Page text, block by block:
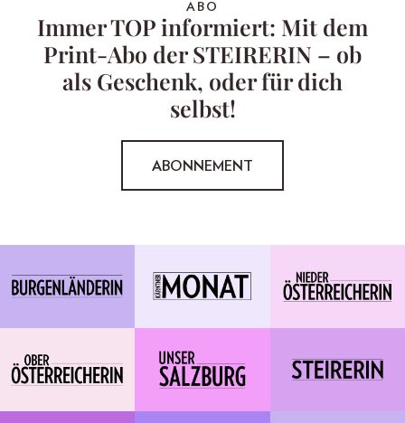
ABO
Immer TOP informiert: Mit dem
Print-Abo der STEIRERIN – ob
als Geschenk, oder für dich
selbst!
ABONNEMENT